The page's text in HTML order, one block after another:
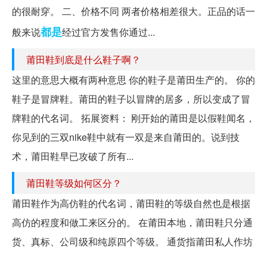
的很耐穿。 二、价格不同 两者价格相差很大。正品的话一
般来说都是经过官方发售你通过...
莆田鞋到底是什么鞋子啊？
这里的意思大概有两种意思 你的鞋子是莆田生产的。 你的
鞋子是冒牌鞋。莆田的鞋子以冒牌的居多，所以变成了冒
牌鞋的代名词。 拓展资料： 刚开始的莆田是以假鞋闻名，
你见到的三双nike鞋中就有一双是来自莆田的。说到技
术，莆田鞋早已攻破了所有...
莆田鞋等级如何区分？
莆田鞋作为高仿鞋的代名词，莆田鞋的等级自然也是根据
高仿的程度和做工来区分的。 在莆田本地，莆田鞋只分通
货、真标、公司级和纯原四个等级。 通货指莆田私人作坊